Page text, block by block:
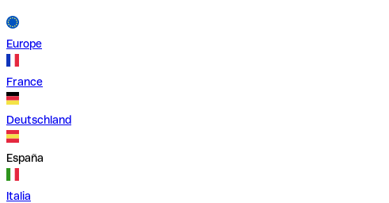
Europe
France
Deutschland
España
Italia